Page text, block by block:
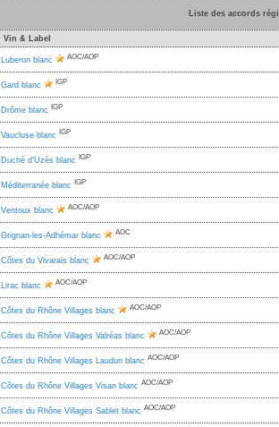
Liste des accords
Vin & Label
Luberon blanc AOC/AOP
Gard blanc IGP
Drôme blanc IGP
Vaucluse blanc IGP
Duché d'Uzès blanc IGP
Méditerranée blanc IGP
Ventoux blanc AOC/AOP
Grignan-les-Adhémar blanc AOC
Côtes du Vivarais blanc AOC/AOP
Lirac blanc AOC/AOP
Côtes du Rhône Villages blanc AOC/AOP
Côtes du Rhône Villages Valréas blanc AOC/AOP
Côtes du Rhône Villages Laudun blanc AOC/AOP
Côtes du Rhône Villages Visan blanc AOC/AOP
Côtes du Rhône Villages Sablet blanc AOC/AOP